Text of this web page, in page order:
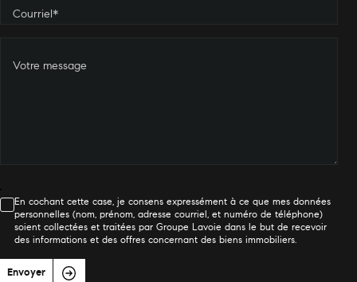
Courriel*
Votre message
En cochant cette case, je consens expressément à ce que mes données
personnelles (nom, prénom, adresse courriel, et numéro de téléphone)
soient collectées et traitées par Groupe Lavoie dans le but de recevoir
des informations et des offres concernant des biens immobiliers.
Envoyer